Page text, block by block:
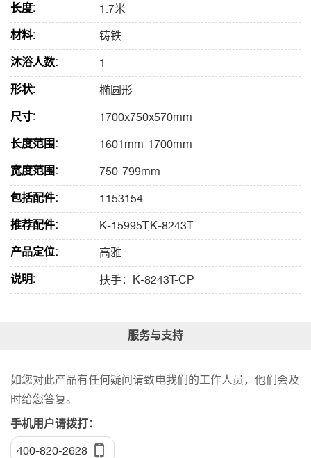
长度:
1.7米
材料:
铸铁
沐浴人数:
1
形状:
椭圆形
尺寸:
1700x750x570mm
长度范围:
1601mm-1700mm
宽度范围:
750-799mm
包括配件:
1153154
推荐配件:
K-15995T,K-8243T
产品定位:
高雅
说明:
扶手：K-8243T-CP
服务与支持
如您对此产品有任何疑问请致电我们的工作人员，他们会及
时给您答复。
手机用户请拨打：
400-820-2628